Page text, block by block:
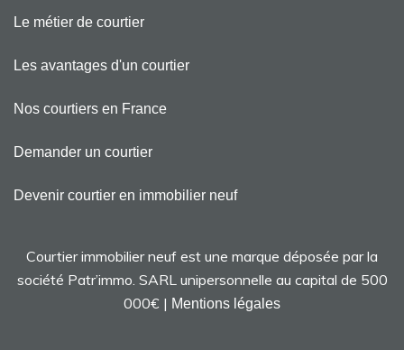
Le métier de courtier
Les avantages d'un courtier
Nos courtiers en France
Demander un courtier
Devenir courtier en immobilier neuf
Courtier immobilier neuf est une marque déposée par la
société Patr’immo. SARL unipersonnelle au capital de 500
000€ | Mentions légales